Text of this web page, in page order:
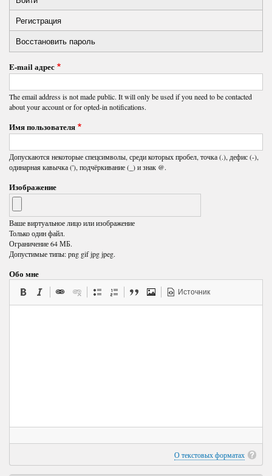
Primary
tabs
Регистрация
вкладка)
Восстановить пароль
E-mail адрес
The email address is not made public. It will only be used if you need to be contacted
about your account or for opted-in notifications.
Имя пользователя
Допускаются некоторые спецсимволы, среди которых пробел, точка (.), дефис (-),
одинарная кавычка ('), подчёркивание (_) и знак @.
Изображение
Ваше виртуальное лицо или изображение
Только один файл.
Ограничение 64 МБ.
Допустимые типы: png gif jpg jpeg.
Обо мне
Источник
О текстовых форматах